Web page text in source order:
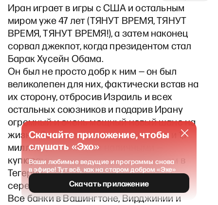
Иран играет в игры с США и остальным
миром уже 47 лет (ТЯНУТ ВРЕМЯ, ТЯНУТ
ВРЕМЯ, ТЯНУТ ВРЕМЯ!), а затем наконец
сорвал джекпот, когда президентом стал
Барак Хусейн Обама.
Он был не просто добр к ним — он был
великолепен для них, фактически встав на
их сторону, отбросив Израиль и всех
остальных союзников и подарив Ирану
огромный и очень мощный новый шанс на
жизнь. Сотни миллиардов долларов и 1,7
миллиарда долларов наличными —
купюрами, доставленными самолётом в
Тегеран, — были преподнесены им на
серебряном блюде.
Все банки в Вашингтоне, Вирджинии и
Скачайте приложение, чтобы
слушать «Эхо»
Ваши любимые ведущие и программы снова
в эфире! Тут всё, как на старом добром «Эхе»
Скачать приложение